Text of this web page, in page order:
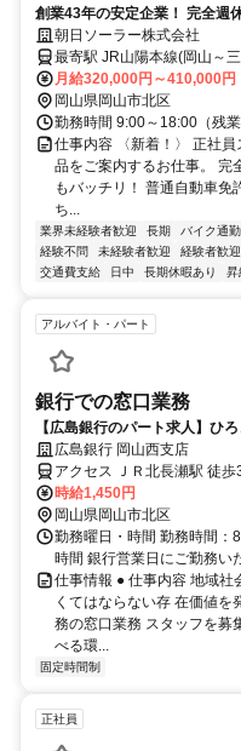
創業43年の安定企業！ 完全週
◆TVCM放映中！知名度抜群◆
朝日ソーラー株式会社
最寄駅 JR山陽本線(岡山～
車で6分
月給320,000円～410,000円
岡山県岡山市北区
勤務時間 9:00～18:00（残
仕事内容 〈新着！〉 正社
品をご案内するお仕事。 完
もバッチリ！ 普通自動車免
ち...
業界未経験者歓迎 長期 バイク通
経験不問
未経験者歓迎 経験者歓迎
交通費支給
日中 長期休暇あり 昇
アルバイト・パート
銀行での窓口業務
【広島銀行のパート求人】ひ
広島銀行 岡山西支店
アクセス ＪＲ北長瀬駅 徒歩
時給1,450円
岡山県岡山市北区
勤務曜日・時間 勤務時間：
時間 銀行営業日にご勤務い
仕事情報 ● 仕事内容 地域社
くてはならない存 在価値
務の窓口業務 スタッフを募
べる環...
固定時間制
正社員